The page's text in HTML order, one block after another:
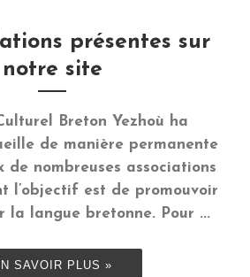
présentes sur
notre site
Breton Yezhoù ha
de manière permanente
de nombreuses associations
l’objectif est de promouvoir
la langue bretonne. Pour ...
SAVOIR PLUS »